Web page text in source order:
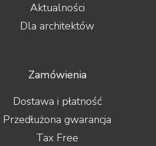
Aktualności
Dla architektów
Zamówienia
Dostawa i płatność
Przedłużona gwarancja
Tax Free